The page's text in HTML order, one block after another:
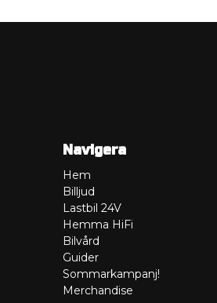
Navigera
Hem
Billjud
Lastbil 24V
Hemma HiFi
Bilvård
Guider
Sommarkampanj!
Merchandise